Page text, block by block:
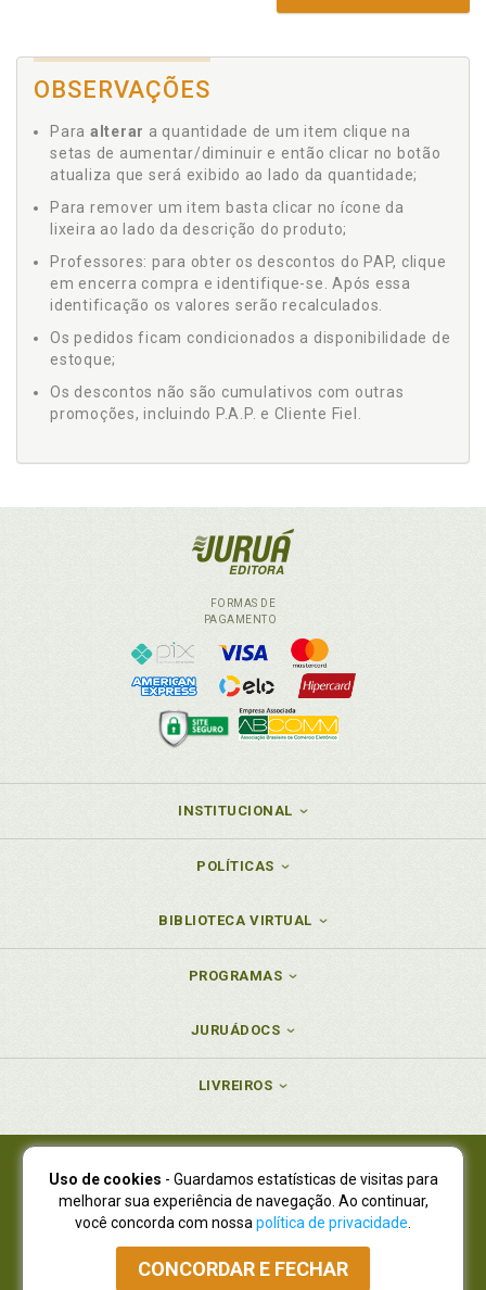
OBSERVAÇÕES
Para alterar a quantidade de um item clique na
setas de aumentar/diminuir e então clicar no botão
atualiza que será exibido ao lado da quantidade;
Para remover um item basta clicar no ícone da
lixeira ao lado da descrição do produto;
Professores: para obter os descontos do PAP, clique
em encerra compra e identifique-se. Após essa
identificação os valores serão recalculados.
Os pedidos ficam condicionados a disponibilidade de
estoque;
Os descontos não são cumulativos com outras
promoções, incluindo P.A.P. e Cliente Fiel.
FORMAS DE
PAGAMENTO
INSTITUCIONAL
POLÍTICAS
BIBLIOTECA VIRTUAL
PROGRAMAS
JURUÁDOCS
LIVREIROS
Juruá Editora Ltda., CNPJ 77.535.508/0001-19
Juruá Informática Ltda., CNPJ 01.701.561/0001-80
NOVO ENDEREÇO:R. Flávio Dallegrave, 7665, São Lourenço |
Curitiba - Paraná - CEP 82210-310
Atendimento: (41) 4009-3900|Vendas Atacado: (41) 4009-3939
Uso de cookies - Guardamos estatísticas de visitas para
melhorar sua experiência de navegação. Ao continuar,
você concorda com nossa política de privacidade
CONCORDAR E FECHAR